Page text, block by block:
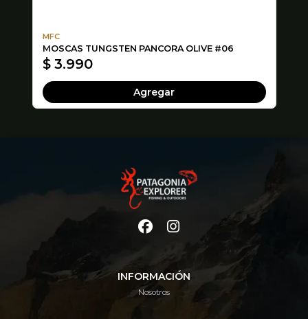
MFC
MOSCAS TUNGSTEN PANCORA OLIVE #06
$ 3.990
Agregar
INFORMACIÓN
Nosotros